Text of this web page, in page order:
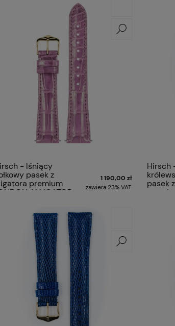
- lśniący
pasek z
premium
ALLIGATOR
1 190,00 zł
zawiera 23% VAT
Hirsch
pasek